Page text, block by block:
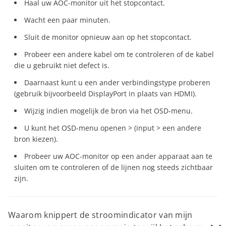
Het defect is veroorzaakt door aansluiting van
randapparatuur, extra apparatuur of accessoires die niet
beperkt tot schade veroorzaakt door dieren, blikseminslag,
abnormale spanning, brand, natuurrampen, transport of
water (tenzij de gebruikershandleiding uitdrukkelijk
aangeeft dat het product mag worden afgespoeld).
Normale slijtage of vervanging van verbruiksdelen naar
Het product niet correct functioneert omdat het
goedgekeurd voor gebruik in het land waar het wordt
gebruikt (bijvoorbeeld bij import).
dienstverleners, zoals onderbrekingen in
toegangsnetwerken (bijvoorbeeld kabeltelevisie, satelliet of
Reparatiediensten en de beschikbaarheid van
reserveonderdelen kunnen afhankelijk zijn van lokale
omstandigheden en productbeschikbaarheid, inclusief
beperkingen op basis van het land waar het product
oorspronkelijk is verkocht.
https://aoc.sparepartservice.shop/eshopmvc/countryselect
De beschikbaarheid van reserveonderdelen kan variëren
afhankelijk van de productlevenscyclus, technische
Haal uw AOC-monitor uit het stopcontact.
Wacht een paar minuten.
Sluit de monitor opnieuw aan op het stopcontact.
Probeer een andere kabel om te controleren of de kabel
die u gebruikt niet defect is.
Daarnaast kunt u een ander verbindingstype proberen
(gebruik bijvoorbeeld DisplayPort in plaats van HDMI).
Wijzig indien mogelijk de bron via het OSD-menu.
U kunt het OSD-menu openen > (input > een andere
bron kiezen).
Probeer uw AOC-monitor op een ander apparaat aan te
sluiten om te controleren of de lijnen nog steeds zichtbaar
zijn.
Waarom knippert de stroomindicator van mijn